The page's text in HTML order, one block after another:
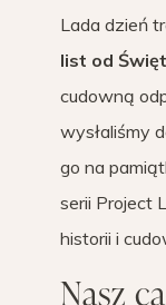
Lada dzień
list od
cudowną
wysłaliśmy
go na
serii Project
historii i
Nasz